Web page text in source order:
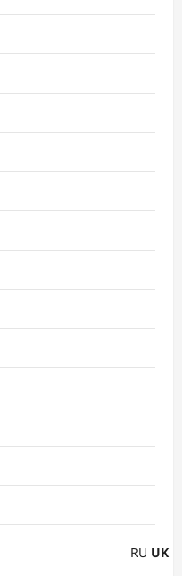
RU UK